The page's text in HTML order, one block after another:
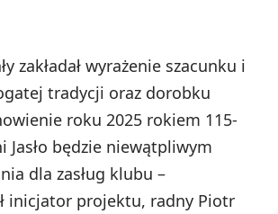
zakładał wyrażenie szacunku i
tradycji oraz dorobku
roku 2025 rokiem 115-
Jasło będzie niewątpliwym
dla zasług klubu –
inicjator projektu, radny Piotr